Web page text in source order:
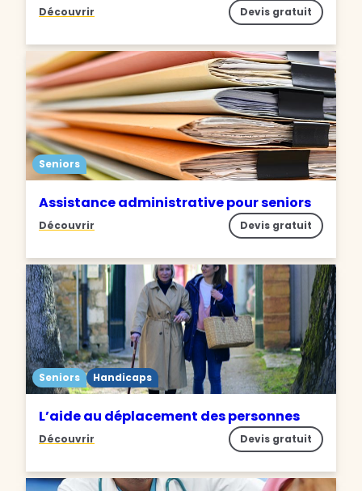
Découvrir Devis gratuit
Seniors
Assistance administrative pour seniors
Découvrir Devis gratuit
Seniors Handicaps
L’aide au déplacement des personnes
Découvrir Devis gratuit